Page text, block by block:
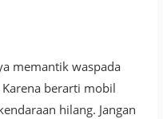
memantik waspada
berarti mobil
hilang. Jangan